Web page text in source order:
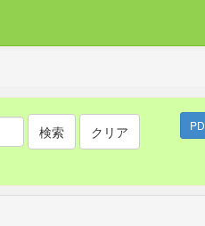
検索 クリア